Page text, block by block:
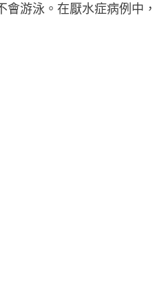
會游泳。在厭水症病例中